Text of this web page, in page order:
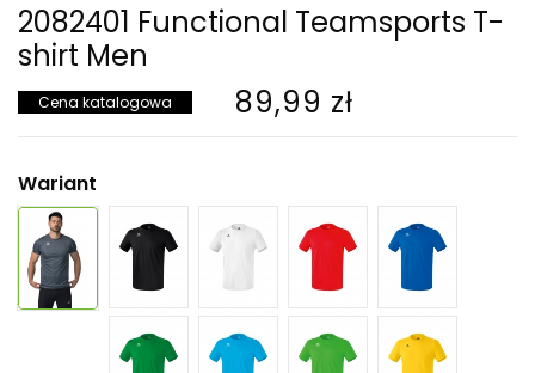
2082401 Functional Teamsports T-
shirt Men
Cena katalogowa 89,99 zł
Wariant